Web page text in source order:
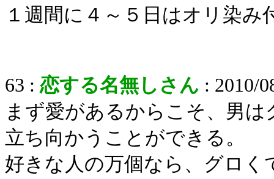
１週間に４～５日はオリ染み
63 : 恋する名無しさん : 2010/
まず愛があるからこそ、男
立ち向かうことができる。
好きな人の万個なら、グロく